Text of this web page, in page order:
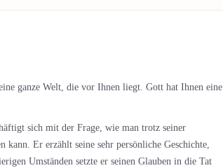
ganze Welt, die vor Ihnen liegt. Gott hat Ihnen eine
sich mit der Frage, wie man trotz seiner
kann. Er erzählt seine sehr persönliche Geschichte,
Umständen setzte er seinen Glauben in die Tat